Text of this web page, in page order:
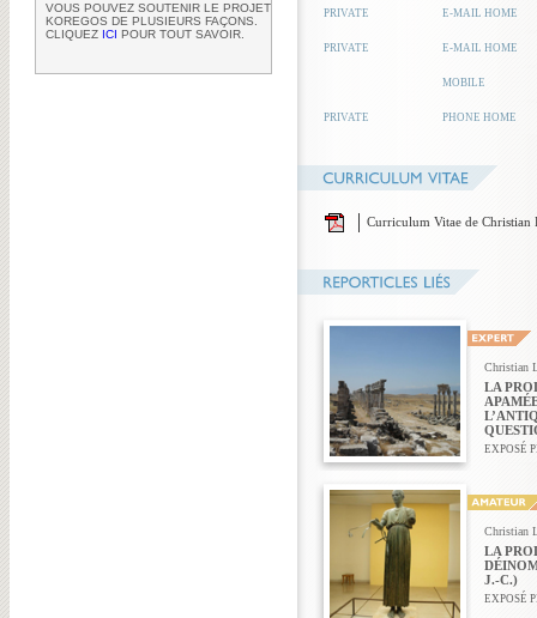
VOUS POUVEZ SOUTENIR LE PROJET
KOREGOS DE PLUSIEURS FAÇONS.
CLIQUEZ ICI POUR TOUT SAVOIR.
PRIVATE E-MAIL HOME
PRIVATE E-MAIL HOME
MOBILE
PRIVATE PHONE HOME
Curriculum Vitae de Christian
Christian
LA
EXPOSÉ
Christian
LA
J.-C.)
EXPOSÉ